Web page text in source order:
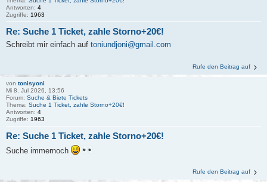
Antworten: 4
Zugriffe: 1963
Re: Suche 1 Ticket, zahle Storno+20€!
Schreibt mir einfach auf toniundjoni@gmail.com
Rufe den Beitrag auf
von tonisyoni
Mi 8. Jul 2026, 13:56
Forum: Suche & Biete Tickets
Thema: Suche 1 Ticket, zahle Storno+20€!
Antworten: 4
Zugriffe: 1963
Re: Suche 1 Ticket, zahle Storno+20€!
Suche immernoch
Rufe den Beitrag auf